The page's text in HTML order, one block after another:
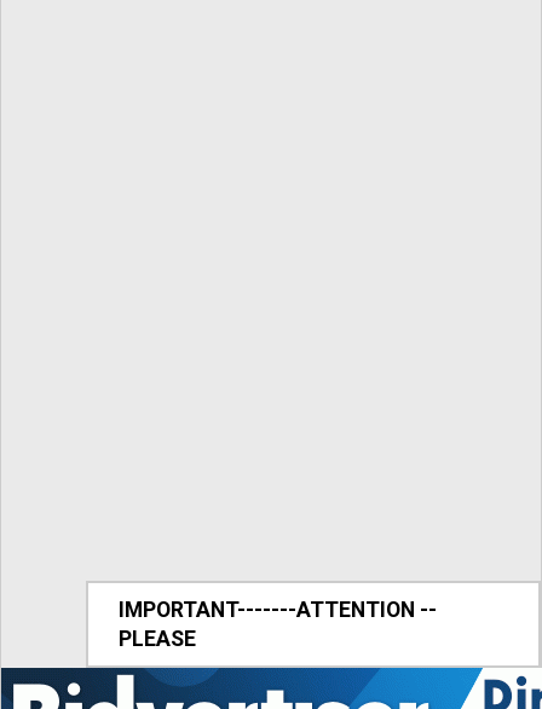
IMPORTANT-------ATTENTION --
PLEASE